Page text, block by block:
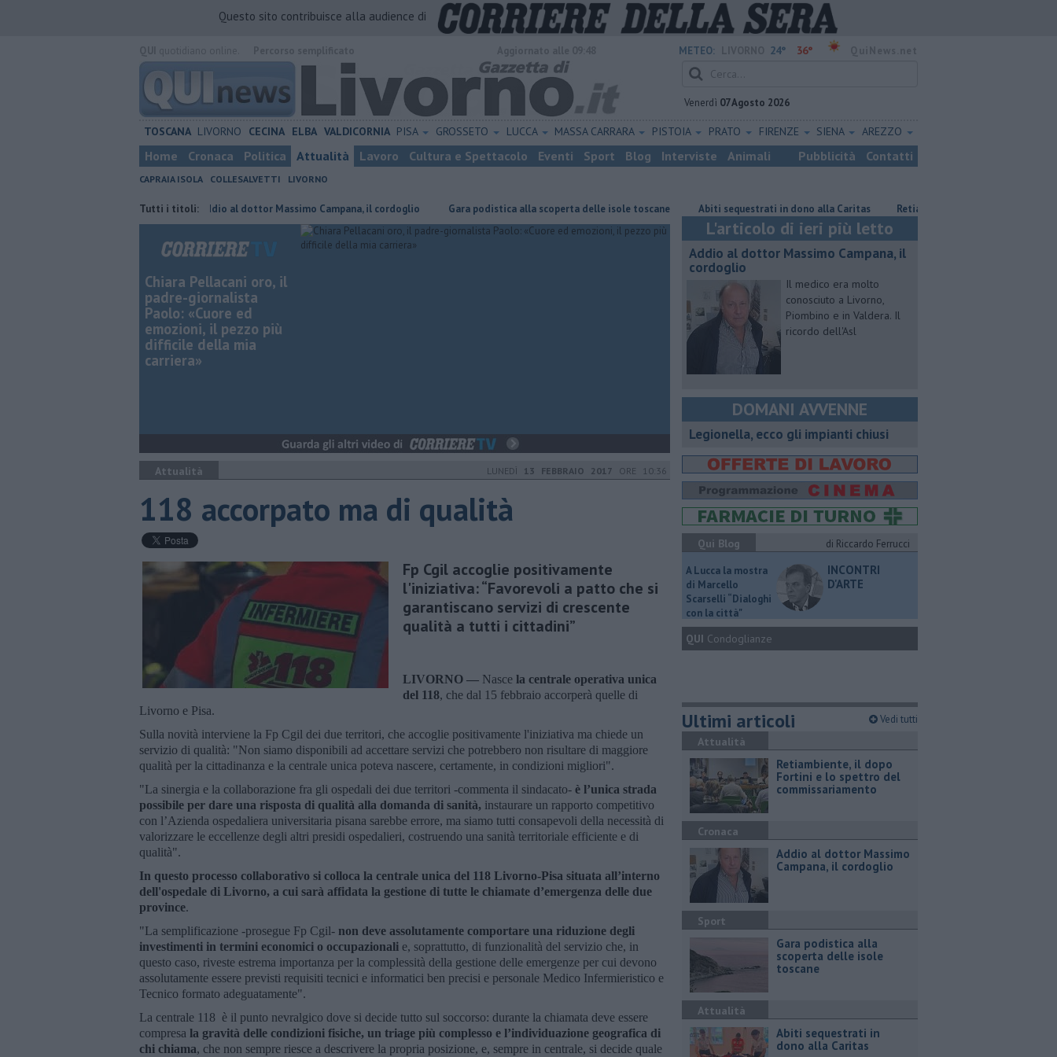
Questo sito contribuisce alla audience di
METEO: 24° 36°
Venerdì 07 Agosto 2026
TOSCANA LIVORNO CECINA ELBA VALDICORNIA PISA GROSSETO LUCCA MASSA CARRARA PISTOIA PRATO FIRENZE SIENA AREZZO
Home Cronaca Politica Attualità Lavoro Cultura e Spettacolo Eventi Sport Blog Interviste Animali Pubblicità Contatti
CAPRAIA ISOLA COLLESALVETTI LIVORNO
Tutti i titoli:
Addio al dottor Massimo Campana, il cordoglio Gara podistica alla scoperta delle isole toscane Abiti sequestrati in dono alla Caritas Retiambiente, il dopo Fortini e lo spettro
Chiara Pellacani oro, il
padre-giornalista
Paolo: «Cuore ed
emozioni, il pezzo più
difficile della mia
carriera»
Attualità LUNEDÌ 13 FEBBRAIO 2017 ORE 10:36
118 accorpato ma di qualità
Fp Cgil accoglie positivamente
l'iniziativa: “Favorevoli a patto che si
garantiscano servizi di crescente
qualità a tutti i cittadini”
LIVORNO — Nasce la centrale operativa unica
del 118, che dal 15 febbraio accorperà quelle di
Livorno e Pisa.
Sulla novità interviene la Fp Cgil dei due territori, che accoglie positivamente l'iniziativa ma chiede un
servizio di qualità: "Non siamo disponibili ad accettare servizi che potrebbero non risultare di maggiore
qualità per la cittadinanza e la centrale unica poteva nascere, certamente, in condizioni migliori".
"La sinergia e la collaborazione fra gli ospedali dei due territori -commenta il sindacato- è l’unica strada
possibile per dare una risposta di qualità alla domanda di sanità, instaurare un rapporto competitivo
con l’Azienda ospedaliera universitaria pisana sarebbe errore, ma siamo tutti consapevoli della necessità di
valorizzare le eccellenze degli altri presidi ospedalieri, costruendo una sanità territoriale efficiente e di
qualità".
In questo processo collaborativo si colloca la centrale unica del 118 Livorno-Pisa situata all’interno
dell'ospedale di Livorno, a cui sarà affidata la gestione di tutte le chiamate d’emergenza delle due
province.
"La semplificazione -prosegue Fp Cgil- non deve assolutamente comportare una riduzione degli
investimenti in termini economici o occupazionali e, soprattutto, di funzionalità del servizio che, in
questo caso, riveste estrema importanza per la complessità della gestione delle emergenze per cui devono
assolutamente essere previsti requisiti tecnici e informatici ben precisi e personale Medico Infermieristico e
Tecnico formato adeguatamente".
La centrale 118 è il punto nevralgico dove si decide tutto sul soccorso: durante la chiamata deve essere
compresa la gravità delle condizioni fisiche, un triage più complesso e l’individuazione geografica di
chi chiama, che non sempre riesce a descrivere la propria posizione, e, sempre in centrale, si decide quale
L'articolo di ieri più letto
Addio al dottor Massimo Campana, il
cordoglio
Il medico era molto
conosciuto a Livorno,
Piombino e in Valdera. Il
ricordo dell'Asl
DOMANI AVVENNE
Legionella, ecco gli impianti chiusi
Qui Blog
di Riccardo Ferrucci
A Lucca la mostra
di Marcello
Scarselli “Dialoghi
con la città"
INCONTRI
D'ARTE
QUI Condoglianze
Ultimi articoli Vedi tutti
Attualità
Retiambiente, il dopo
Fortini e lo spettro del
commissariamento
Cronaca
Addio al dottor Massimo
Campana, il cordoglio
Sport
Gara podistica alla
scoperta delle isole
toscane
Attualità
Abiti sequestrati in
dono alla Caritas